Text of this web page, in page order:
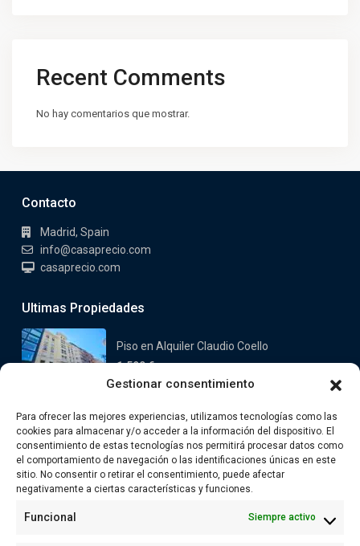
Gestionar consentimiento
Para ofrecer las mejores experiencias, utilizamos tecnologías como las
cookies para almacenar y/o acceder a la información del dispositivo. El
consentimiento de estas tecnologías nos permitirá procesar datos como
el comportamiento de navegación o las identificaciones únicas en este
sitio. No consentir o retirar el consentimiento, puede afectar
negativamente a ciertas características y funciones.
Funcional Siempre activo
Recent Comments
No hay comentarios que mostrar.
Contacto
Madrid, Spain
info@casaprecio.com
casaprecio.com
Ultimas Propiedades
Piso en Alquiler Claudio Coello
1.590 €
Oeste
749.000 €
Enlaces